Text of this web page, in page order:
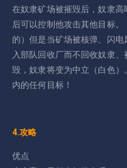
在奴隶矿场被摧毁后，奴隶高
后可以控制他攻击其他目标
的）但是当矿场被核弹、闪
入部队回收厂而不回收奴隶
毁，奴隶将变为中立（白色
内的任何目标！
4.攻略
优点